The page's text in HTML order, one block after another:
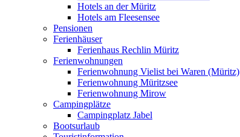
Hotels an der Müritz
Hotels am Fleesensee
Pensionen
Ferienhäuser
Ferienhaus Rechlin Müritz
Ferienwohnungen
Ferienwohnung Vielist bei Waren (Müritz)
Ferienwohnung Müritzsee
Ferienwohnung Mirow
Campingplätze
Campingplatz Jabel
Bootsurlaub